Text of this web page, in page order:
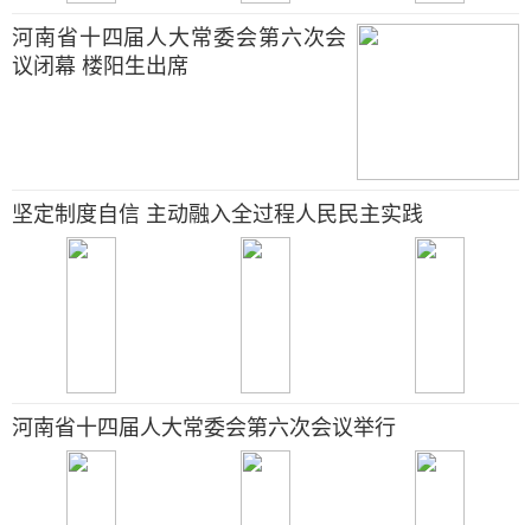
河南省十四届人大常委会第六次会
议闭幕 楼阳生出席
坚定制度自信 主动融入全过程人民民主实践
河南省十四届人大常委会第六次会议举行